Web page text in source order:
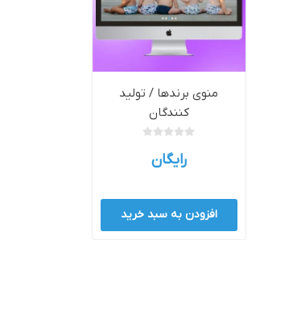
بازاریابی و فروش هوش مصنوعی
منوی برندها / تولید
کنندگان
رایگان
افزودن به سبد خرید